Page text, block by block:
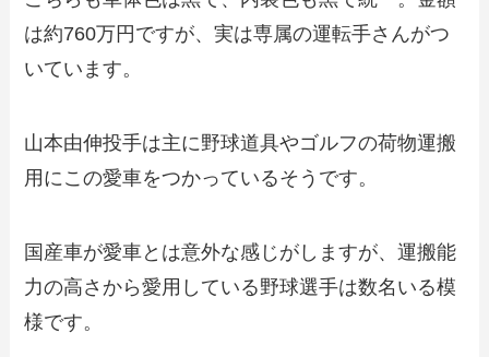
は約760万円ですが、実は専属の運転手さんがつ
いています。
山本由伸投手は主に野球道具やゴルフの荷物運搬
用にこの愛車をつかっているそうです。
国産車が愛車とは意外な感じがしますが、運搬能
力の高さから愛用している野球選手は数名いる模
様です。